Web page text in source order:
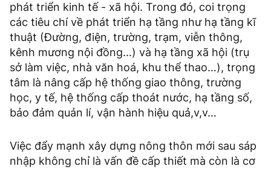
phát triển kinh tế - xã hội. Trong đó, coi trọng
các tiêu chí về phát triển hạ tầng như hạ tầng kĩ
thuật (Đường, điện, trường, trạm, viễn thông,
kênh mương nội đồng...) và hạ tầng xã hội (trụ
sở làm việc, nhà văn hoá, khu thể thao…), trọng
tâm là nâng cấp hệ thống giao thông, trường
học, y tế, hệ thống cấp thoát nước, hạ tầng số,
bảo đảm quản lí, vận hành hiệu quả,v,v…
Việc đẩy mạnh xây dựng nông thôn mới sau sáp
nhập không chỉ là vấn đề cấp thiết mà còn là cơ